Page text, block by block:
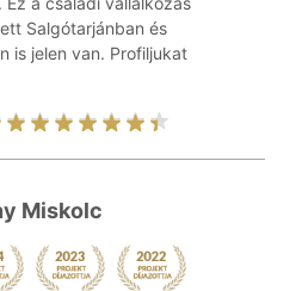
Salgótarjánban és
is jelen van. Profiljukat
Miskolc